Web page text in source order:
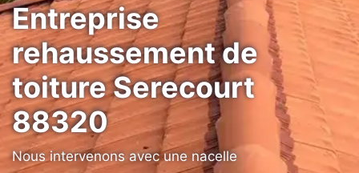
Entreprise
rehaussement de
toiture Serecourt
88320
Nous intervenons avec une nacelle